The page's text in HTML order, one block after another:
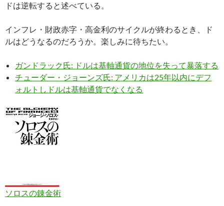
ドは逆転すると述べている。
インフレ・財政赤字・高金利のサイクルが終わるとき、ド
ルはどうなるのだろうか。楽しみに待ちたい。
ガンドラック氏: ドルは基軸通貨の地位を失って暴落する
チューダー・ジョーンズ氏: アメリカは25年以内にデフ
ォルトしドルは基軸通貨でなくなる
ソロスの錬金術